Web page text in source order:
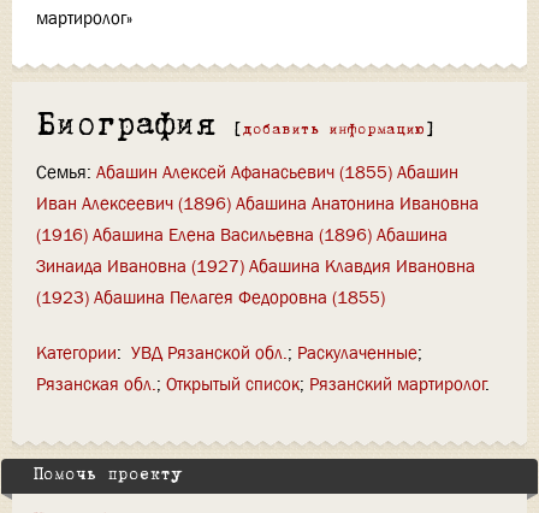
мартиролог»
Биография [ добавить информацию ]
Семья: Абашин Алексей Афанасьевич (1855) Абашин
Иван Алексеевич (1896) Абашина Анатонина Ивановна
(1916) Абашина Елена Васильевна (1896) Абашина
Зинаида Ивановна (1927) Абашина Клавдия Ивановна
(1923) Абашина Пелагея Федоровна (1855)
Категории: УВД Рязанской обл. Раскулаченные
Рязанская обл. Открытый список Рязанский мартиролог
Помочь проекту